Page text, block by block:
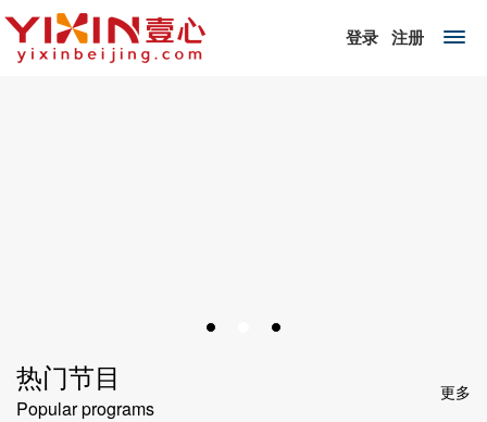
登录 注册
热门节目
Popular programs
更多